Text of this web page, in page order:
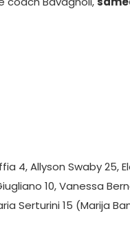
4, Allyson Swaby 25,
10, Vanessa
Serturini 15 (Marija